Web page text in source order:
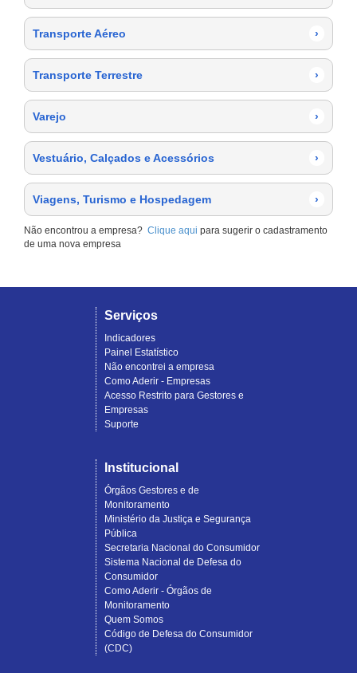
Transporte Aéreo ›
Transporte Terrestre ›
Varejo ›
Vestuário, Calçados e Acessórios ›
Viagens, Turismo e Hospedagem ›
Não encontrou a empresa? Clique aqui para sugerir o cadastramento
de uma nova empresa
Serviços
Indicadores
Painel Estatístico
Não encontrei a empresa
Como Aderir - Empresas
Acesso Restrito para Gestores e
Empresas
Suporte
Institucional
Órgãos Gestores e de
Monitoramento
Ministério da Justiça e Segurança
Pública
Secretaria Nacional do Consumidor
Sistema Nacional de Defesa do
Consumidor
Como Aderir - Órgãos de
Monitoramento
Quem Somos
Código de Defesa do Consumidor
(CDC)